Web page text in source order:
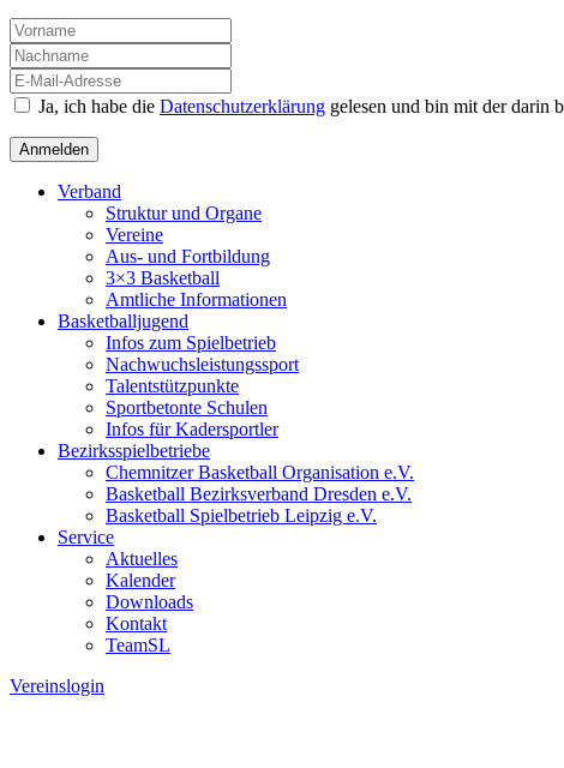
Ja, ich habe die Datenschutzerklärung gelesen und bin mit der darin
Verband
Struktur und Organe
Vereine
Aus- und Fortbildung
3×3 Basketball
Amtliche Informationen
Basketballjugend
Infos zum Spielbetrieb
Nachwuchsleistungssport
Talentstützpunkte
Sportbetonte Schulen
Infos für Kadersportler
Bezirksspielbetriebe
Chemnitzer Basketball Organisation e.V.
Basketball Bezirksverband Dresden e.V.
Basketball Spielbetrieb Leipzig e.V.
Service
Aktuelles
Kalender
Downloads
Kontakt
TeamSL
Vereinslogin